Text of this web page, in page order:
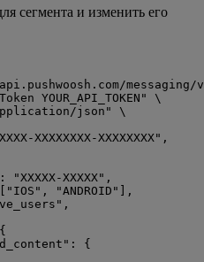
сегмента и изменить его
messaging/
YOUR_API_TOKEN "
\
json "
\
XXXXXXXX-XXXXXXXX",
XXXXX",
"ANDROID"],
{